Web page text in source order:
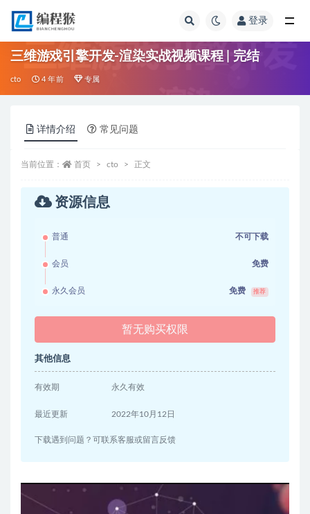
登录
三维游戏引擎开发-渲染实战视频课程 | 完结
cto 4 年前 专属
详情介绍 常见问题
当前位置： 首页 cto 正文
资源信息
普通 不可下载
会员 免费
永久会员 免费 推荐
暂无购买权限
其他信息
有效期 永久有效
最近更新 2022年10月12日
下载遇到问题？可联系客服或留言反馈